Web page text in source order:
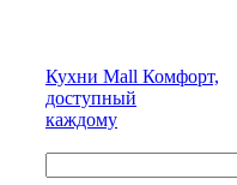
Кухни Mall Комфорт,
доступный
каждому